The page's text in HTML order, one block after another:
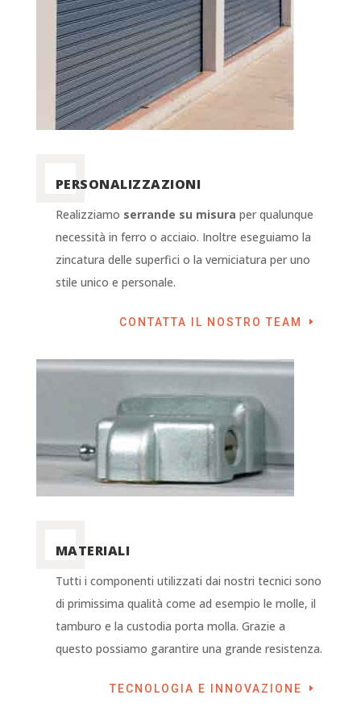
PERSONALIZZAZIONI
Realizziamo serrande su misura per qualunque
necessità in ferro o acciaio. Inoltre eseguiamo la
zincatura delle superfici o la verniciatura per uno
stile unico e personale.
CONTATTA IL NOSTRO TEAM
MATERIALI
Tutti i componenti utilizzati dai nostri tecnici sono
di primissima qualità come ad esempio le molle, il
tamburo e la custodia porta molla. Grazie a
questo possiamo garantire una grande resistenza.
TECNOLOGIA E INNOVAZIONE